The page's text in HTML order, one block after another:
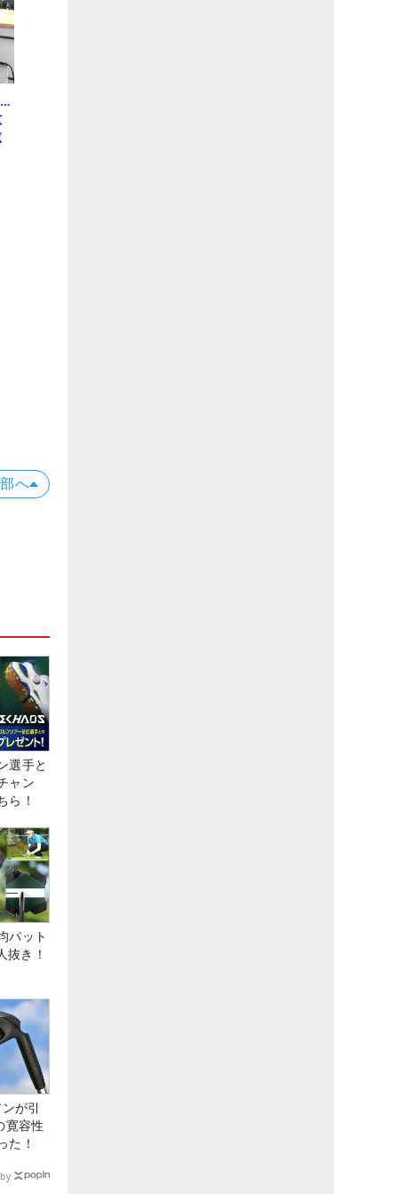
へ
選手と
ャン
ら！
パット
抜き！
が引
寛容性
た！